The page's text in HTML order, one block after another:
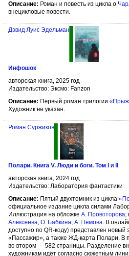
Описание: Роман и повесть из цикла о
внецикловые повести.
Дэвид Луис Эдельман
Инфошок
авторская книга, 2025 год
Издательство: Эксмо: Fanzon
Описание: Первый роман трилогии
Художник не указан.
Роман Суржиков
Полари. Книга V. Люди и боги. Том I и II
авторская книга, 2024 год
Издательство: Лаборатория фантастики
Описание: Пятый двухтомник из цикла
официальное издание цикла силами
Иллюстрация на обложке А. Провоторова;
Алексеева О. Бабкина А. Немова . В
доступно по QR-коду) представлен новый
«Пассажир», а также ЖД-карта Полари. В
во втором — 582 страницы. Разделение
художникам идёт согласно сюжетным